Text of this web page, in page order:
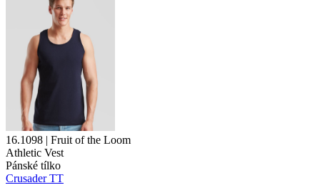
16.1098 | Fruit of the Loom
Athletic Vest
Pánské tílko
Crusader TT